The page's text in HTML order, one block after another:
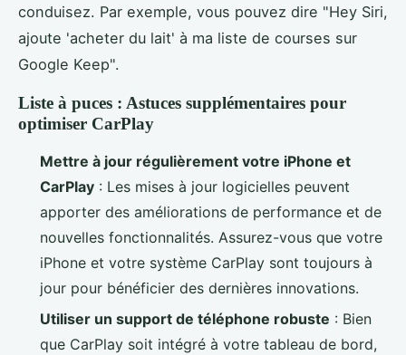
conduisez. Par exemple, vous pouvez dire "Hey Siri,
ajoute 'acheter du lait' à ma liste de courses sur
Google Keep".
Liste à puces : Astuces supplémentaires pour
optimiser CarPlay
Mettre à jour régulièrement votre iPhone et
CarPlay : Les mises à jour logicielles peuvent
apporter des améliorations de performance et de
nouvelles fonctionnalités. Assurez-vous que votre
iPhone et votre système CarPlay sont toujours à
jour pour bénéficier des dernières innovations.
Utiliser un support de téléphone robuste : Bien
que CarPlay soit intégré à votre tableau de bord,